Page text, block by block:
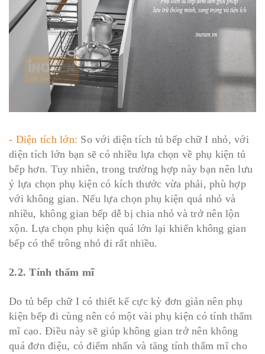
- Diện tích lớn: So với diện tích tủ bếp chữ I nhỏ, với
diện tích lớn bạn sẽ có nhiều lựa chọn về phụ kiện tủ
bếp hơn. Tuy nhiên, trong trường hợp này bạn nên lưu
ý lựa chọn phụ kiện có kích thước vừa phải, phù hợp
với không gian. Nếu lựa chọn phụ kiện quá nhỏ và
nhiều, không gian bếp dễ bị chia nhỏ và trở nên lộn
xộn. Lựa chọn phụ kiện quá lớn lại khiến không gian
bếp có thể trông nhỏ đi rất nhiều.
2.2. Tính thẩm mĩ
Do tủ bếp chữ I có thiết kế cực kỳ đơn giản nên phụ
kiện bếp đi cùng nên có một vài phụ kiện có tính thẩm
mĩ cao. Điều này sẽ giúp không gian trở nên không
quá đơn điệu, có điểm nhấn và tăng tính thẩm mĩ cho